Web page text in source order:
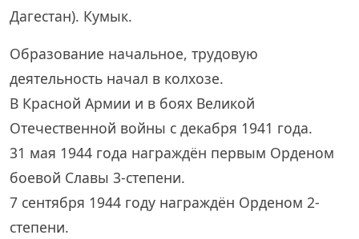
Дагестан). Кумык.
Образование начальное, трудовую
деятельность начал в колхозе.
В Красной Армии и в боях Великой
Отечественной войны с декабря 1941 года.
31 мая 1944 года награждён первым Орденом
боевой Славы 3-степени.
7 сентября 1944 году награждён Орденом 2-
степени.